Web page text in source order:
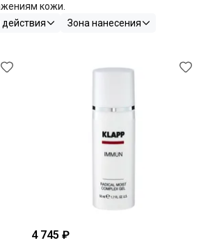
кожи.
Зона нанесения
4 745 ₽